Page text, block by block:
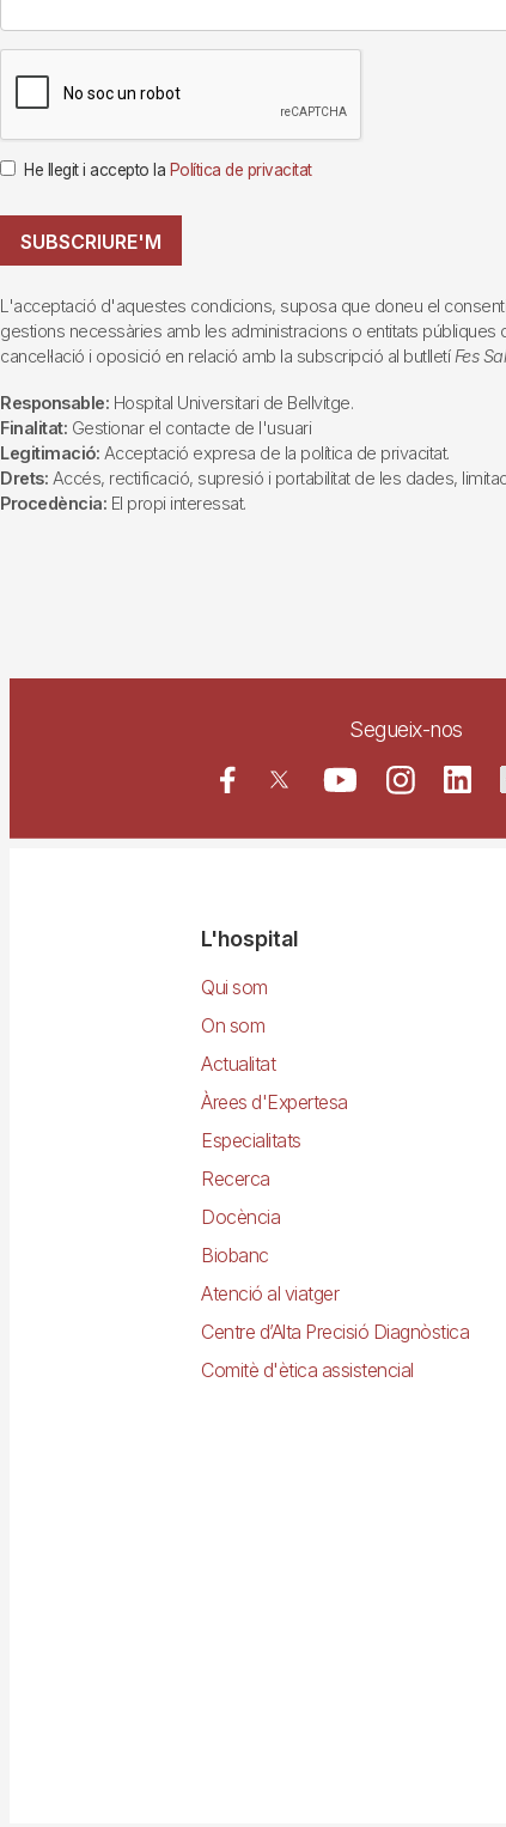
He llegit i accepto la Política de privacitat
SUBSCRIURE'M
L'acceptació d'aquestes condicions, suposa que doneu el
gestions necessàries amb les administracions o entitats públiques
cancel·lació i oposició en relació amb la subscripció al butlletí Fes
Responsable: Hospital Universitari de Bellvitge.
Finalitat: Gestionar el contacte de l'usuari
Legitimació: Acceptació expresa de la política de privacitat.
Drets: Accés, rectificació, supresió i portabilitat de les dades,
Procedència: El propi interessat.
Segueix-nos
NavegacióL'hospital
Qui som
On som
Actualitat
Àrees d'Expertesa
Especialitats
Recerca
Docència
Biobanc
Atenció al viatger
Centre d’Alta Precisió Diagnòstica
Comitè d'ètica assistencial